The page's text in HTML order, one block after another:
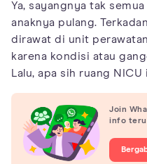
Ya, sayangnya tak
anaknya pulang.
dirawat di unit
karena kondisi atau
Lalu, apa sih ruang NICU
Join
info